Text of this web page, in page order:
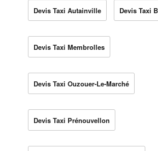
Devis Taxi Autainville Devis Taxi
Devis Taxi Membrolles
Devis Taxi Ouzouer-Le-Marché
Devis Taxi Prénouvellon